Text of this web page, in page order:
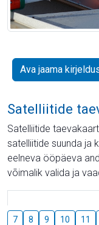
Ava jaama
Satelliitide
Satelliitide
satelliitide suunda ja
eelneva ööpäeva
võimalik valida ja
7 8 9 10 11